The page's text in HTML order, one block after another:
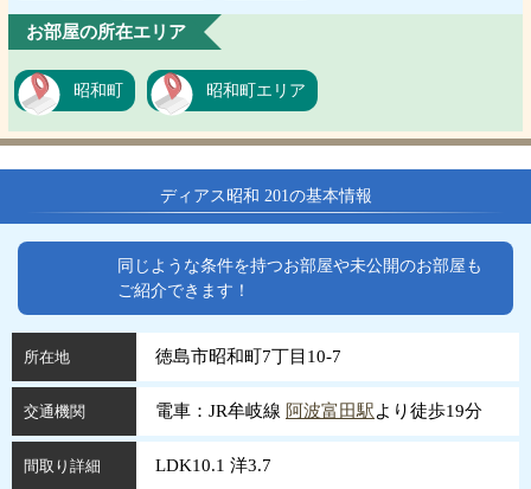
お部屋の所在エリア
昭和町 昭和町エリア
ディアス昭和 201の基本情報
同じような条件を持つお部屋や未公開のお部屋も
ご紹介できます！
所在地 徳島市昭和町7丁目10-7
交通機関 電車：JR牟岐線 阿波富田駅より徒歩19分
間取り詳細 LDK10.1 洋3.7